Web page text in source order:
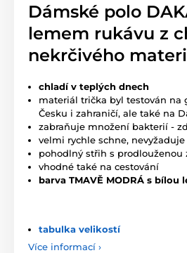
Dámské polo
lemem rukávu z
nekrčivého
chladí v teplých dnech
materiál trička byl testován na
Česku i zahraničí, ale také na
zabraňuje množení bakterií -
velmi rychle schne,
pohodlný střih s prodlouženou
vhodné také na cestování
barva TMAVĚ MODRÁ s bílou
tabulka velikostí
Více informací ›